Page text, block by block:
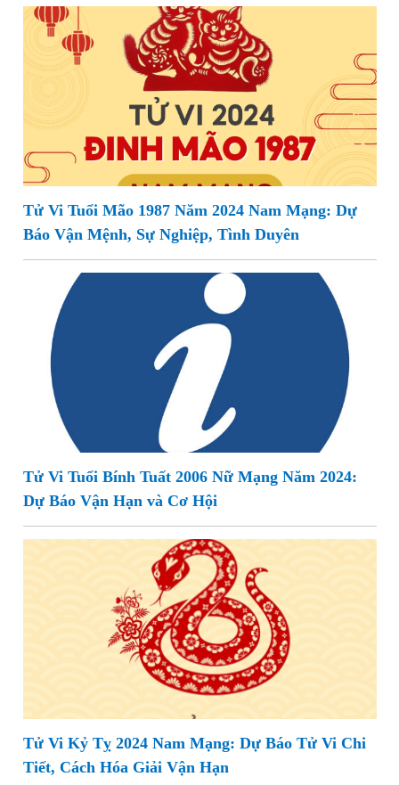
Tử Vi Tuổi Mão 1987 Năm 2024 Nam Mạng: Dự
Báo Vận Mệnh, Sự Nghiệp, Tình Duyên
Tử Vi Tuổi Bính Tuất 2006 Nữ Mạng Năm 2024:
Dự Báo Vận Hạn và Cơ Hội
Tử Vi Kỷ Tỵ 2024 Nam Mạng: Dự Báo Tử Vi Chi
Tiết, Cách Hóa Giải Vận Hạn